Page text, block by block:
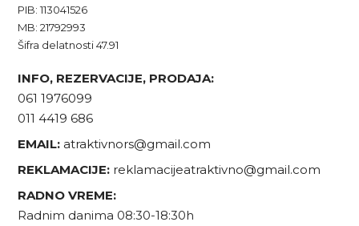
PIB: 113041526
MB: 21792993
Šifra delatnosti 47.91
INFO, REZERVACIJE, PRODAJA:
061 1976099
011 4419 686
EMAIL: atraktivnors@gmail.com
REKLAMACIJE: reklamacijeatraktivno@gmail.com
RADNO VREME:
Radnim danima 08:30-18:30h